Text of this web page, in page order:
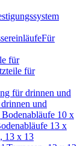
Für
für
für
für drinnen und
und
10 x
13 x
13 x 13